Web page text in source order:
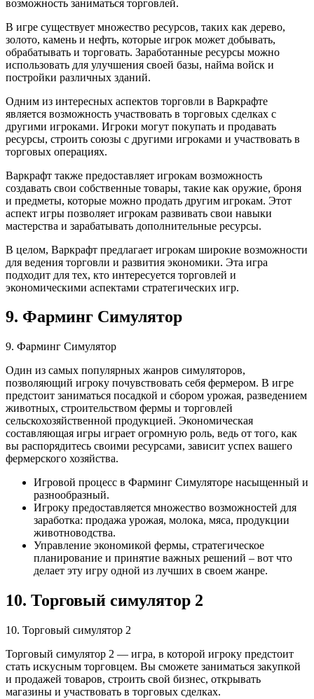
возможность заниматься торговлей.
В игре существует множество ресурсов, таких как дерево,
золото, камень и нефть, которые игрок может добывать,
обрабатывать и торговать. Заработанные ресурсы можно
использовать для улучшения своей базы, найма войск и
постройки различных зданий.
Одним из интересных аспектов торговли в Варкрафте
является возможность участвовать в торговых сделках с
другими игроками. Игроки могут покупать и продавать
ресурсы, строить союзы с другими игроками и участвовать в
торговых операциях.
Варкрафт также предоставляет игрокам возможность
создавать свои собственные товары, такие как оружие, броня
и предметы, которые можно продать другим игрокам. Этот
аспект игры позволяет игрокам развивать свои навыки
мастерства и зарабатывать дополнительные ресурсы.
В целом, Варкрафт предлагает игрокам широкие возможности
для ведения торговли и развития экономики. Эта игра
подходит для тех, кто интересуется торговлей и
экономическими аспектами стратегических игр.
9. Фарминг Симулятор
9. Фарминг Симулятор
Один из самых популярных жанров симуляторов,
позволяющий игроку почувствовать себя фермером. В игре
предстоит заниматься посадкой и сбором урожая, разведением
животных, строительством фермы и торговлей
сельскохозяйственной продукцией. Экономическая
составляющая игры играет огромную роль, ведь от того, как
вы распорядитесь своими ресурсами, зависит успех вашего
фермерского хозяйства.
Игровой процесс в Фарминг Симуляторе насыщенный и
разнообразный.
Игроку предоставляется множество возможностей для
заработка: продажа урожая, молока, мяса, продукции
животноводства.
Управление экономикой фермы, стратегическое
планирование и принятие важных решений – вот что
делает эту игру одной из лучших в своем жанре.
10. Торговый симулятор 2
10. Торговый симулятор 2
Торговый симулятор 2 — игра, в которой игроку предстоит
стать искусным торговцем. Вы сможете заниматься закупкой
и продажей товаров, строить свой бизнес, открывать
магазины и участвовать в торговых сделках.